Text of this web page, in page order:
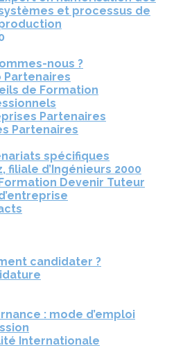
et processus de
nous ?
Partenaires
de Formation
Partenaires
Partenaires
spécifiques
filiale d’Ingénieurs 2000
Devenir Tuteur
candidater ?
: mode d’emploi
Internationale